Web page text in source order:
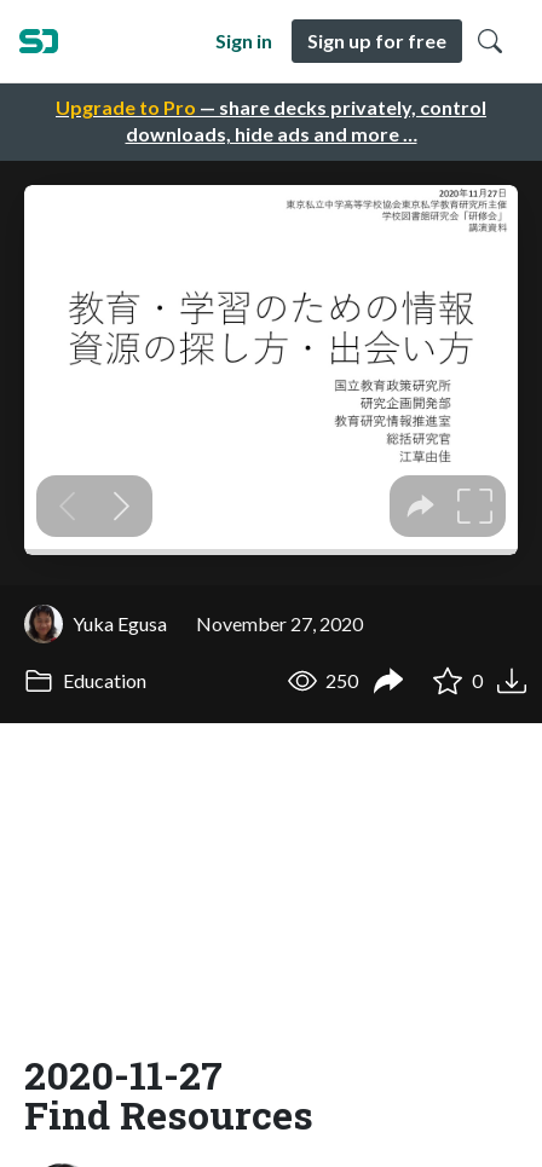
Upgrade to Pro — share decks privately, control
downloads, hide ads and more …
Sign in Sign up for free
Yuka Egusa November 27, 2020
Education 250 0
2020-11-27
Find Resources